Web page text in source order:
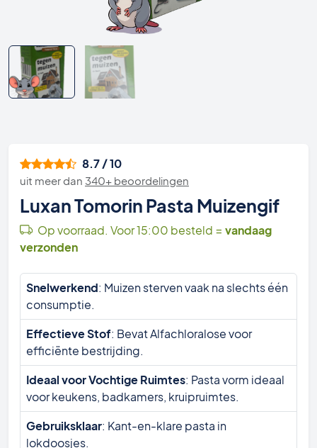
8.7 / 10
uit meer dan 340+ beoordelingen
Luxan Tomorin Pasta Muizengif
Op voorraad. Voor 15:00 besteld = vandaag
verzonden
Snelwerkend: Muizen sterven vaak na slechts één
consumptie.
Effectieve Stof: Bevat Alfachloralose voor
efficiënte bestrijding.
Ideaal voor Vochtige Ruimtes: Pasta vorm ideaal
voor keukens, badkamers, kruipruimtes.
Gebruiksklaar: Kant-en-klare pasta in
lokdoosjes.